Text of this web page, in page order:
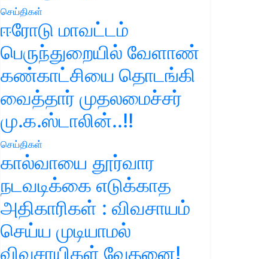
செய்திகள்
ஈரோடு மாவட்டம்
பெருந்துறையில் வேளாண்
கண்காட்சியை தொடங்கி
வைத்தார் முதலமைச்சர்
மு.க.ஸ்டாலின்..!!
செய்திகள்
கால்வாயை தூர்வார
நடவடிக்கை எடுக்காத
அதிகாரிகள் : விவசாயம்
செய்ய முடியாமல்
விவசாயிகள் வேதனை!